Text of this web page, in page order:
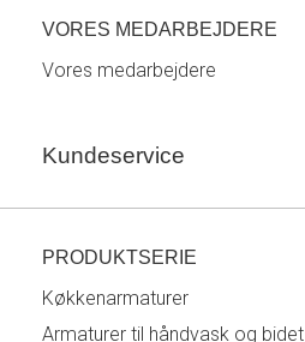
VORES MEDARBEJDERE
Vores medarbejdere
Kundeservice
PRODUKTSERIE
Køkkenarmaturer
Armaturer til håndvask og bidet